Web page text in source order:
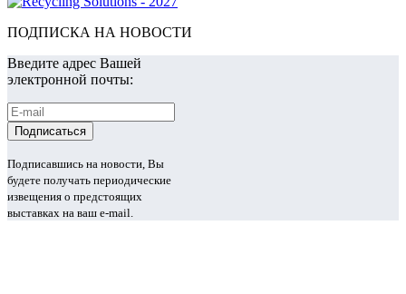
ПОДПИСКА НА НОВОСТИ
Введите адрес Вашей
электронной почты:
Подписавшись на новости, Вы
будете получать периодические
извещения о предстоящих
выставках на ваш e-mail.